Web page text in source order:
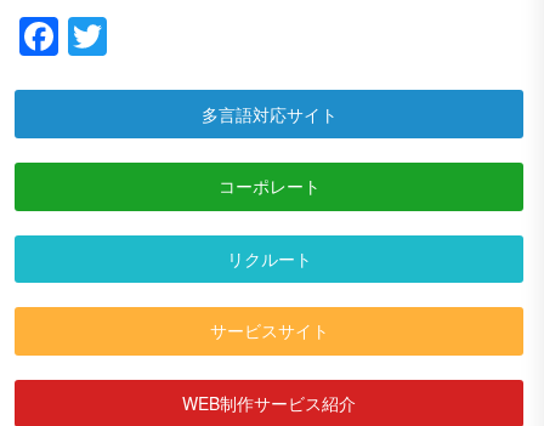
Facebook
多言語対応サイト
コーポレート
リクルート
サービスサイト
WEB制作サービス紹介